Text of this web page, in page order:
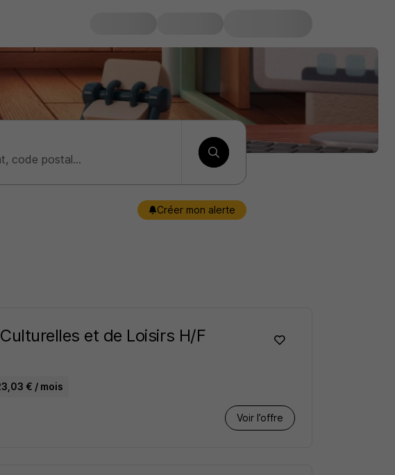
Créer mon alerte
et de Loisirs H/F
€ / mois
Voir l’offre